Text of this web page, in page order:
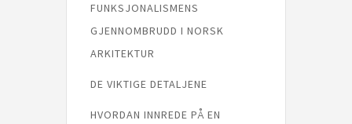
FUNKSJONALISMENS
GJENNOMBRUDD I NORSK
ARKITEKTUR
DE VIKTIGE DETALJENE
HVORDAN INNREDE PÅ EN